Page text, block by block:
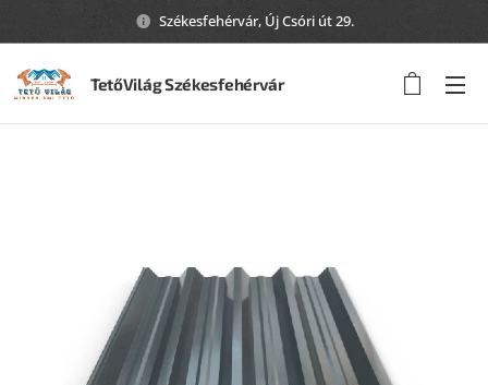
Székesfehérvár, Új Csóri út 29.
TetőVilág Székesfehérvár